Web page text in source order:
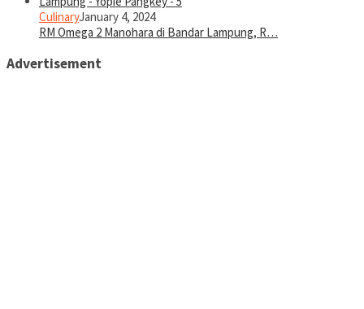
CulinaryJanuary 4, 2024
RM Omega 2 Manohara di Bandar Lampung, R…
Advertisement